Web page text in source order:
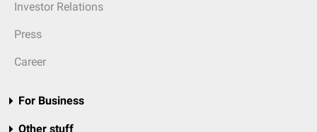
Investor Relations
Press
Career
For Business
Other stuff